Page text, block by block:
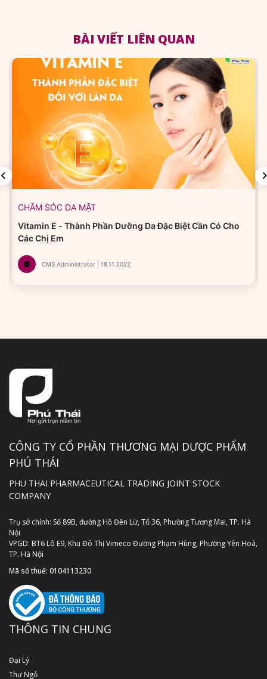
BÀI VIẾT LIÊN QUAN
CHĂM SÓC DA MẶT
Vitamin E - Thành Phần Dưỡng Da Đặc Biệt Cần Có Cho
Các Chị Em
CMS Administrator | 18.11.2022
CÔNG TY CỔ PHẦN THƯƠNG MẠI DƯỢC PHẨM
PHÚ THÁI
PHU THAI PHARMACEUTICAL TRADING JOINT STOCK
COMPANY
Trụ sở chính: Số 89B, đường Hồ Đền Lừ, Tổ 36, Phường Tương Mai, TP. Hà
Nội
VPGD: BT6 Lô E9, Khu Đô Thị Vimeco Đường Phạm Hùng, Phường Yên Hoà,
TP. Hà Nội
Mã số thuế: 0104113230
THÔNG TIN CHUNG
Đại Lý
Thư Ngỏ